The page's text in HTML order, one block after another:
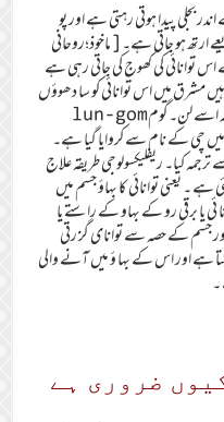
بجلی پیدا ہوتی رہتی ہے اور پو
ہو جاتی ہے۔[ماخوذ؛روحانی
توانائی کی کھوج کی جاتی رہی ہے
میں اس توانائی کو سا دھوؤں
اور یوگیوں نے پران کا نام دیا، تو تبت کے لامہ اسے لن۔گومlun-gom
میں چی کے نام سے کروایا گیا ہے۔
کیا۔ ریفلیکسولوجی طریقہ علاج
۔ یعنی توانائی کا بہاؤ جسم میں
یا برقی رو کے بہاو کے راستے یا
جسم کے حصہ سے توانای گز رتی
ہے اور اس کے بہا ؤ میں آنے والی
ضروری ہے